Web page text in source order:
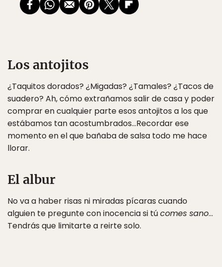
Los antojitos
¿Taquitos dorados? ¿Migadas? ¿Tamales? ¿Tacos de
suadero? Ah, cómo extrañamos salir de casa y poder
comprar en cualquier parte esos antojitos a los que
estábamos tan acostumbrados…Recordar ese
momento en el que bañaba de salsa todo me hace
llorar.
El albur
No va a haber risas ni miradas pícaras cuando
alguien te pregunte con inocencia si túcomes sano…
Tendrás que limitarte a reirte solo.